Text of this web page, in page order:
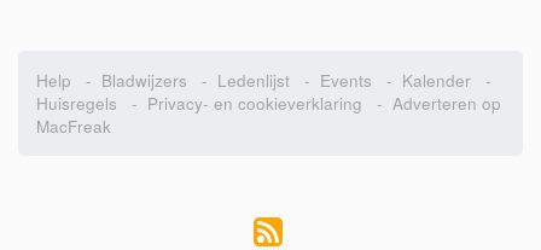
Help - Bladwijzers - Ledenlijst - Events - Kalender -
Huisregels - Privacy- en cookieverklaring - Adverteren op
MacFreak